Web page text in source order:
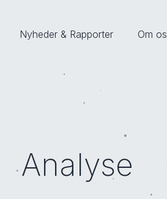
Nyheder & Rapporter Om os
Analyse